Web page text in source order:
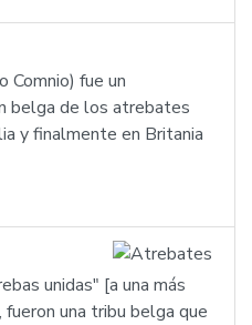
Comnio) fue un
belga de los atrebates
y finalmente en Britania
unidas" [a una más
una tribu belga que